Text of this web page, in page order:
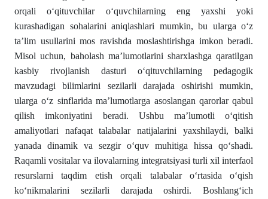
orqali oʻqituvchilar oʻquvchilarning eng yaxshi yoki
kurashadigan sohalarini aniqlashlari mumkin, bu ularga oʻz
ta’lim usullarini mos ravishda moslashtirishga imkon beradi.
Misol uchun, baholash ma’lumotlarini sharxlashga qaratilgan
kasbiy rivojlanish dasturi oʻqituvchilarning pedagogik
mavzudagi bilimlarini sezilarli darajada oshirishi mumkin,
ularga oʻz sinflarida ma’lumotlarga asoslangan qarorlar qabul
qilish imkoniyatini beradi. Ushbu ma’lumotli oʻqitish
amaliyotlari nafaqat talabalar natijalarini yaxshilaydi, balki
yanada dinamik va sezgir oʻquv muhitiga hissa qoʻshadi.
Raqamli vositalar va ilovalarning integratsiyasi turli xil interfaol
resurslarni taqdim etish orqali talabalar oʻrtasida oʻqish
koʻnikmalarini sezilarli darajada oshirdi. Boshlangʻich